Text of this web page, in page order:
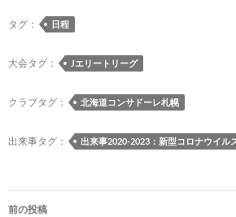
e
b
o
o
k
y
ds
n
タグ： 日程
大会タグ： Jエリートリーグ
クラブタグ： 北海道コンサドーレ札幌
出来事タグ： 出来事2020-2023：新型コロナウイル
投
前の投稿